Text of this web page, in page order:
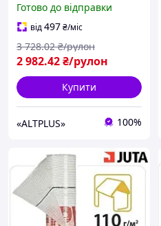
утеплювача
Готово до відправки
від497₴/міс
2 982.42₴/рулон
3 728.02 ₴/рулон
Купити
«ALTPLUS» 100%